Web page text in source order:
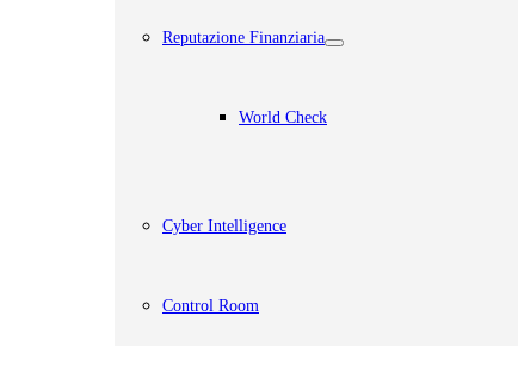
Reputazione Finanziaria
World Check
Cyber Intelligence
Control Room